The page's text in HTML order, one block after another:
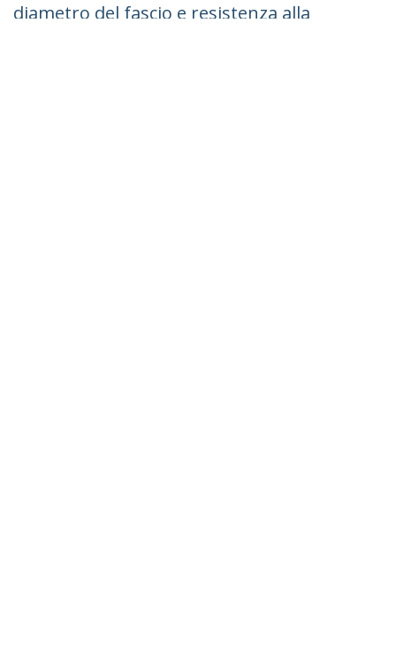
diametro del fascio e resistenza alla